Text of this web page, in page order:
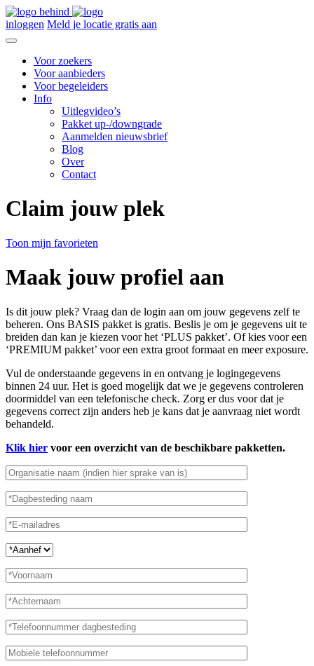
inloggen Meld je locatie gratis aan
Voor zoekers
Voor aanbieders
Voor begeleiders
Info
Uitlegvideo’s
Pakket up-/downgrade
Aanmelden nieuwsbrief
Blog
Over
Contact
Claim jouw plek
Toon mijn favorieten
Maak jouw profiel aan
Is dit jouw plek? Vraag dan de login aan om jouw gegevens zelf te
beheren. Ons BASIS pakket is gratis. Beslis je om je gegevens uit te
breiden dan kan je kiezen voor het ‘PLUS pakket’. Of kies voor een
‘PREMIUM pakket’ voor een extra groot formaat en meer exposure.
Vul de onderstaande gegevens in en ontvang je logingegevens
binnen 24 uur. Het is goed mogelijk dat we je gegevens controleren
doormiddel van een telefonische check. Zorg er dus voor dat je
gegevens correct zijn anders heb je kans dat je aanvraag niet wordt
behandeld.
Klik hier voor een overzicht van de beschikbare pakketten.